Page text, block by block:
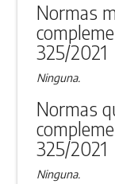
Normas
325/2021
Ninguna.
Normas
325/2021
Ninguna.